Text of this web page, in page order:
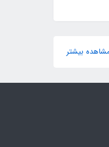
بیشتر